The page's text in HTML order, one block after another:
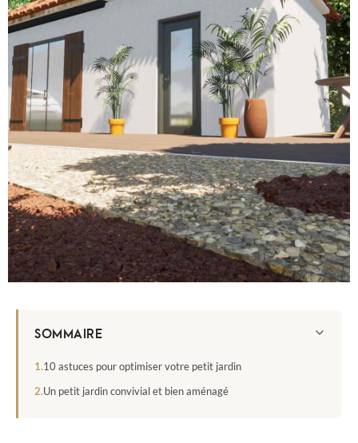
SOMMAIRE
10 astuces pour optimiser votre petit jardin
Un petit jardin convivial et bien aménagé